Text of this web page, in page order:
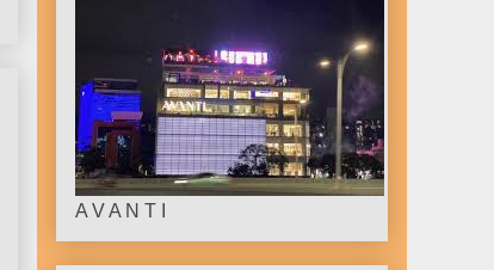
A V A N T I